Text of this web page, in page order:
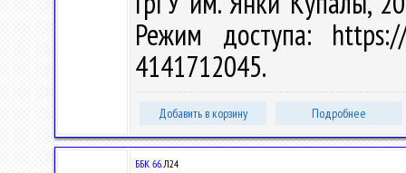
Режим доступа:
4141712045.
Добавить в корзину Подробнее
ББК 66.Л24